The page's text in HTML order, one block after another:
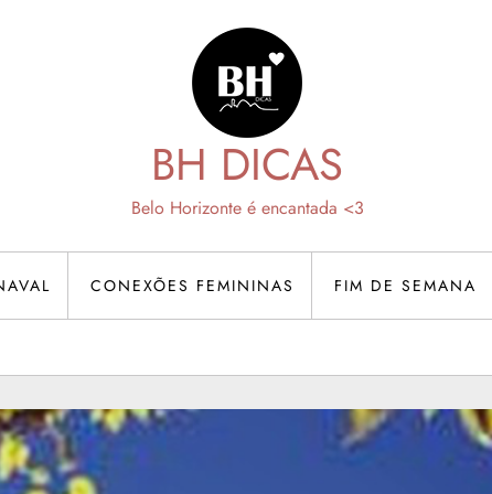
BH DICAS
Belo Horizonte é encantada <3
CONEXÕES FEMININAS FIM DE SEMANA